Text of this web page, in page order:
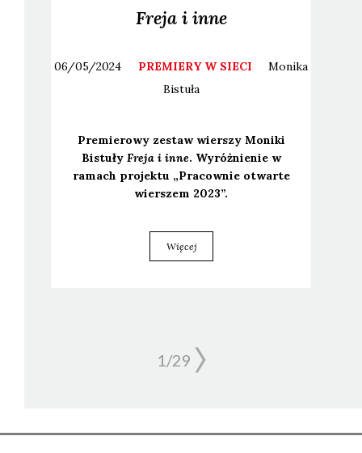
Freja i inne
06/05/2024 PREMIERY W SIECI
Monika
Bistuła
Pre­mie­ro­wy zestaw wier­szy Moni­ki
Bistu­ły Fre­ja i inne. Wyróż­nie­nie w
ramach pro­jek­tu „Pra­cow­nie otwar­te
wier­szem 2023”.
Więcej
1/29